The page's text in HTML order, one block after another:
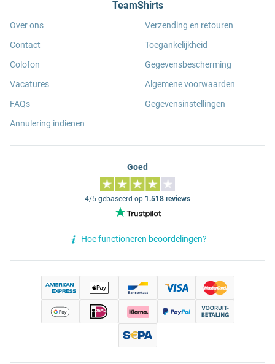
TeamShirts
Over ons
Contact
Colofon
Vacatures
FAQs
Annulering indienen
Verzending en retouren
Toegankelijkheid
Gegevensbescherming
Algemene voorwaarden
Gegevensinstellingen
Goed
4/5 gebaseerd op 1.518 reviews
Hoe functioneren beoordelingen?